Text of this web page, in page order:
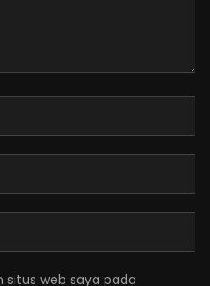
situs web saya pada